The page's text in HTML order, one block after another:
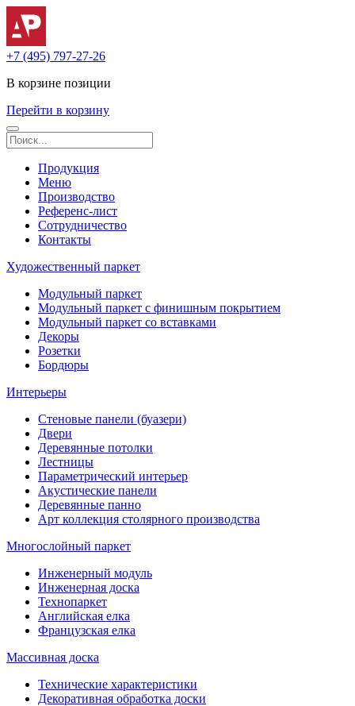
+7 (495) 797-27-26
В корзине позиции
Перейти в корзину
Продукция
Меню
Производство
Референс-лист
Сотрудничество
Контакты
Художественный паркет
Модульный паркет
Модульный паркет с финишным покрытием
Модульный паркет со вставками
Декоры
Розетки
Бордюры
Интерьеры
Стеновые панели (буазери)
Двери
Деревянные потолки
Лестницы
Параметрический интерьер
Акустические панели
Деревянные панно
Арт коллекция столярного производства
Многослойный паркет
Инженерный модуль
Инженерная доска
Технопаркет
Английская елка
Французская елка
Массивная доска
Технические характеристики
Декоративная обработка доски